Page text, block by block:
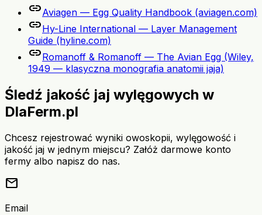
linkAviagen — Egg Quality Handbook (aviagen.com)
linkHy-Line International — Layer Management
Guide (hyline.com)
linkRomanoff & Romanoff — The Avian Egg (Wiley,
1949 — klasyczna monografia anatomii jaja)
Śledź jakość jaj wylęgowych w
DlaFerm.pl
Chcesz rejestrować wyniki owoskopii, wylęgowość i
jakość jaj w jednym miejscu? Załóż darmowe konto
fermy albo napisz do nas.
mail
Email